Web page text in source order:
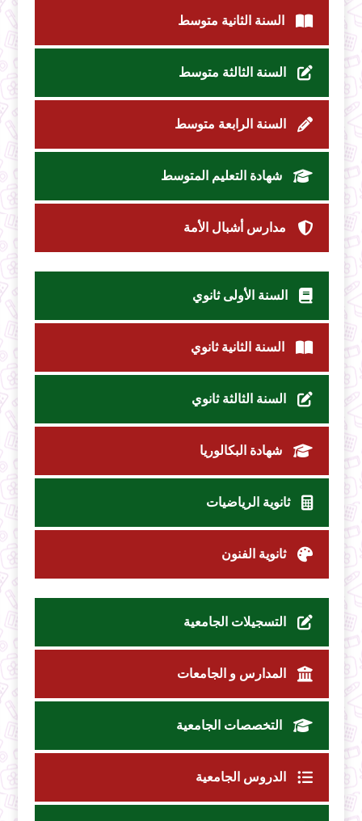
السنة الثانية متوسط
السنة الثالثة متوسط
السنة الرابعة متوسط
شهادة التعليم المتوسط
مدارس أشبال الأمة
السنة الأولى ثانوي
السنة الثانية ثانوي
السنة الثالثة ثانوي
شهادة البكالوريا
ثانوية الرياضيات
ثانوية الفنون
التسجيلات الجامعية
المدارس و الجامعات
التخصصات الجامعية
الدروس الجامعية